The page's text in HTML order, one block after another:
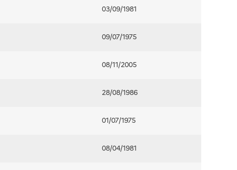
03/09/1981
09/07/1975
08/11/2005
28/08/1986
01/07/1975
08/04/1981